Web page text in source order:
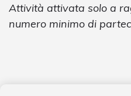
Attività attivata solo a
numero minimo di